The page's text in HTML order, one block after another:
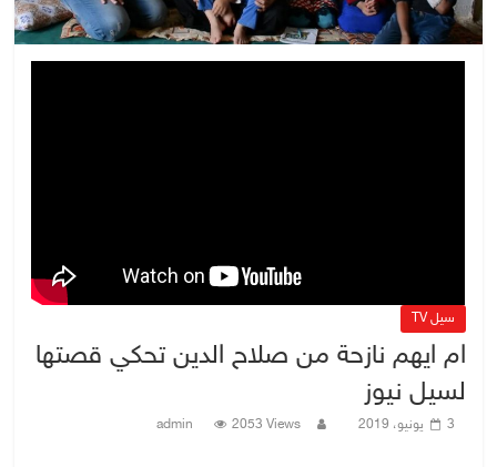
سيل TV
ام ايهم نازحة من صلاح الدين تحكي قصتها
لسيل نيوز
3 يونيو، 2019 admin 2053 Views